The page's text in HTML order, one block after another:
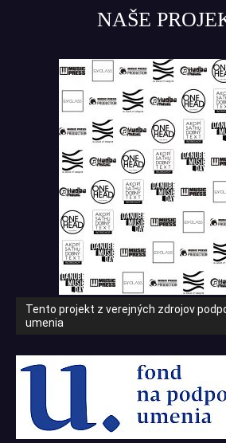
NAŠE
Tento projekt z verejných zdrojov
umenia